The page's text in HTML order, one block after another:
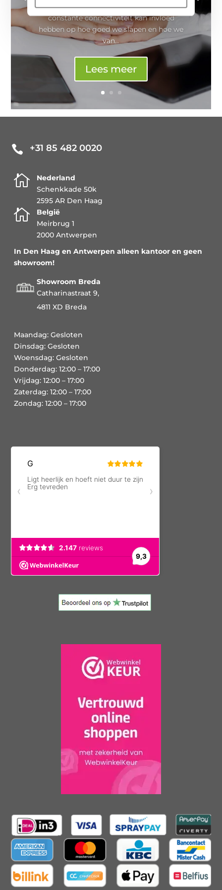
beschikbaar zijn voor communicatie. Deze
constante connectiviteit kan invloed
hebben op hoe goed we slapen en hoe we
van...
Lees meer
 +31 85 482 0020

Nederland
Schenkkade 50k
2595 AR Den Haag

België
Meirbrug 1
2000 Antwerpen
In Den Haag en Antwerpen alleen kantoor en geen
showroom!
Showroom Breda
Catharinastraat 9,
4811 XD Breda
Maandag: Gesloten
Dinsdag: Gesloten
Woensdag: Gesloten
Donderdag: 12:00 – 17:00
Vrijdag: 12:00 – 17:00
Zaterdag: 12:00 – 17:00
Zondag: 12:00 – 17:00